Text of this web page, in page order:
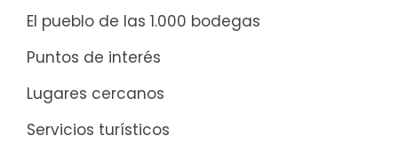
El pueblo de las 1.000 bodegas
Puntos de interés
Lugares cercanos
Servicios turísticos